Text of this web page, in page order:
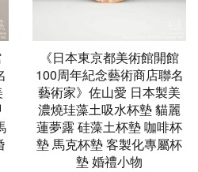
《日本東京都美術館開館
100周年紀念藝術商店聯名
藝術家》佐山愛 日本製美
濃燒珪藻土吸水杯墊 貓麗
蓮夢露 硅藻土杯墊 咖啡杯
墊 馬克杯墊 客製化專屬杯
墊 婚禮小物